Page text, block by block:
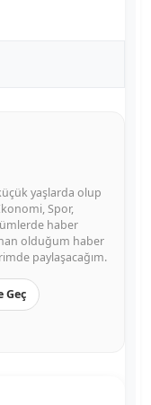
yaşlarda olup
Spor,
haber
olduğum haber
paylaşacağım.
Geç